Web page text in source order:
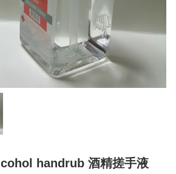
handrub 酒精搓手液